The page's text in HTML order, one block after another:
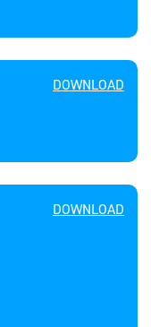
DOWNLOAD
DOWNLOAD